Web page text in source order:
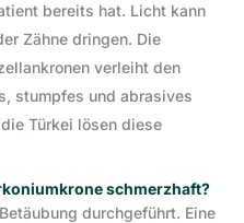
bereits hat. Licht kann
Zähne dringen. Die
verleiht den
stumpfes und abrasives
Türkei lösen diese
schmerzhaft?
durchgeführt. Eine